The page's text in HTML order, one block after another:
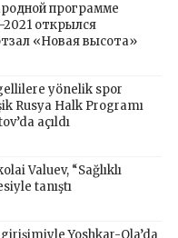
программе
открылся
«Новая высота»
yönelik spor
Rusya Halk Programı
açıldı
Valuev, “Sağlıklı
tanıştı